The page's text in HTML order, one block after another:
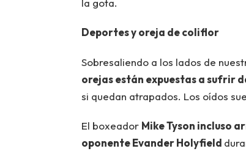
la gota.
Deportes y oreja de coliflor
Sobresaliendo a los lados de
orejas están expuestas a sufrir
si quedan atrapados. Los oídos
El boxeador Mike Tyson incluso
oponente Evander Holyfield